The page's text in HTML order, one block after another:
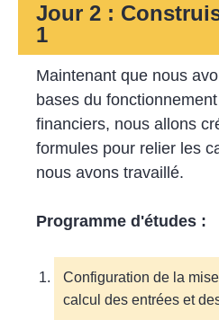
Jour 2 :
1
Maintenant que nous
bases du
financiers, nous allons
formules pour relier les
nous avons travaillé.
Programme d'études :
Configuration de la
calcul des entrées et